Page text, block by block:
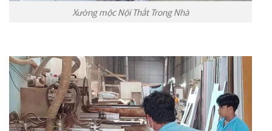
Xưởng mộc Nội Thất Trong Nhà